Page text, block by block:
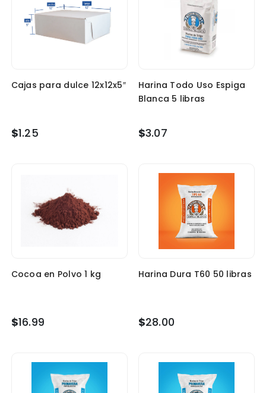
Cajas para dulce 12x12x5″
$1.25
Harina Todo Uso Espiga
Blanca 5 libras
$3.07
Cocoa en Polvo 1 kg
$16.99
Harina Dura T60 50 libras
$28.00